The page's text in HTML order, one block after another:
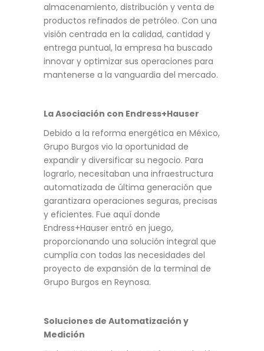
almacenamiento, distribución y venta de
productos refinados de petróleo. Con una
visión centrada en la calidad, cantidad y
entrega puntual, la empresa ha buscado
innovar y optimizar sus operaciones para
mantenerse a la vanguardia del mercado.
La Asociación con Endress+Hauser
Debido a la reforma energética en México,
Grupo Burgos vio la oportunidad de
expandir y diversificar su negocio. Para
lograrlo, necesitaban una infraestructura
automatizada de última generación que
garantizara operaciones seguras, precisas
y eficientes. Fue aquí donde
Endress+Hauser entró en juego,
proporcionando una solución integral que
cumplía con todas las necesidades del
proyecto de expansión de la terminal de
Grupo Burgos en Reynosa.
Soluciones de Automatización y
Medición